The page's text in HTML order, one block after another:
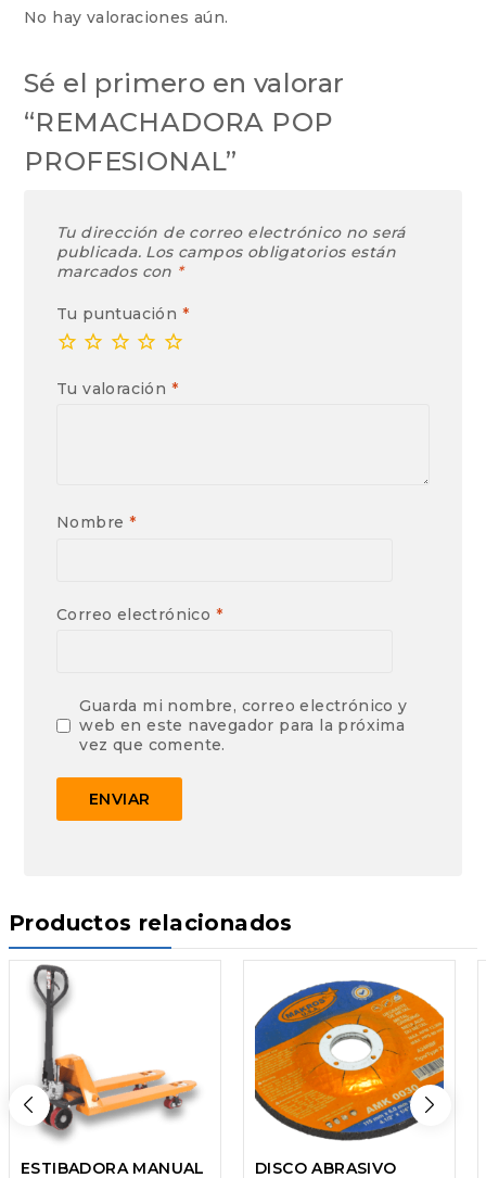
No hay valoraciones aún.
Sé el primero en valorar
“REMACHADORA POP
PROFESIONAL”
Tu dirección de correo electrónico no será
publicada. Los campos obligatorios están
marcados con *
Tu puntuación *
Tu valoración *
Nombre *
Correo electrónico *
Guarda mi nombre, correo electrónico y
web en este navegador para la próxima
vez que comente.
Productos relacionados
ESTIBADORA MANUAL DISCO ABRASIVO